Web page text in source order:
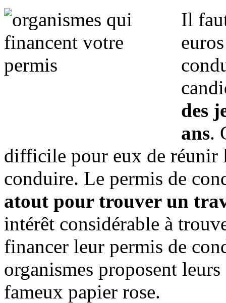
Il
des
ans.
difficile pour eux de réunir
conduire. Le permis de
atout pour trouver un
intérêt considérable à
financer leur permis de
organismes proposent
fameux papier rose.